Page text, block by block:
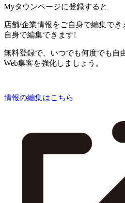
Myタウンページに登録すると
店舗/企業情報をご自身で編集でき
自身で編集できます!
無料登録で、いつでも何度でも自
Web集客を強化しましょう。
情報の編集はこちら